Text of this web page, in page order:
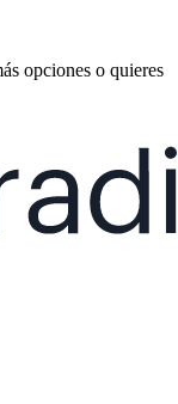
opciones o quieres